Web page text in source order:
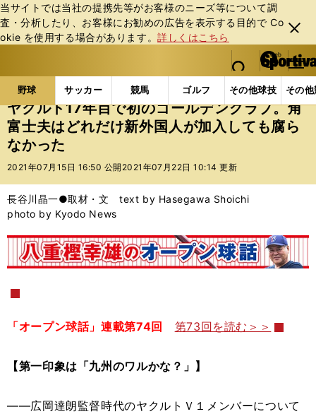
当サイトでは当社の提携先等がお客様のニーズ等について調
査・分析したり、お客様にお勧めの広告を表⽰する⽬的で Co
okie を使⽤する場合があります。詳しくはこちら
閉じ
る
web Sportiva (webスポルティーバ)
検索
マイペ
ー
ジ
メニュ
野球 サッカー 競馬 ゴルフ その他球技 その
b
ス
ポ
ル
テ
ー
バ
野球の記事一覧 プロ野球 ヤクルト17年目で初のゴ
ヤクルト17年目で初のゴールデングラブ。角
富士夫はどれだけ新外国人が加入しても腐ら
なかった
2021年07月15日 16:50 公開 2021年07月22日 10:14 更新
長谷川晶一●取材・文 text by Hasegawa Shoichi
photo by Kyodo News
「オープン球話」連載第74回 第73回を読む＞＞
【第一印象は「九州のワルかな？」】
――広岡達朗監督時代のヤクルトＶ１メンバーについて